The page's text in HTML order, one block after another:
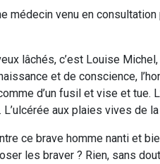
médecin venu en
lâchés, c’est Louise
et de conscience,
d’un fusil et vise et tue.
aux plaies vives de
ce brave homme nanti et
les braver ? Rien, sans